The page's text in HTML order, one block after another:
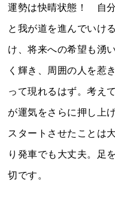
運勢は快晴状態！ 自
と我が道を進んでいけ
け、将来への希望も湧
く輝き、周囲の人を惹
って現れるはず。考え
が運気をさらに押し上
スタートさせたことは
り発車でも大丈夫。足
切です。